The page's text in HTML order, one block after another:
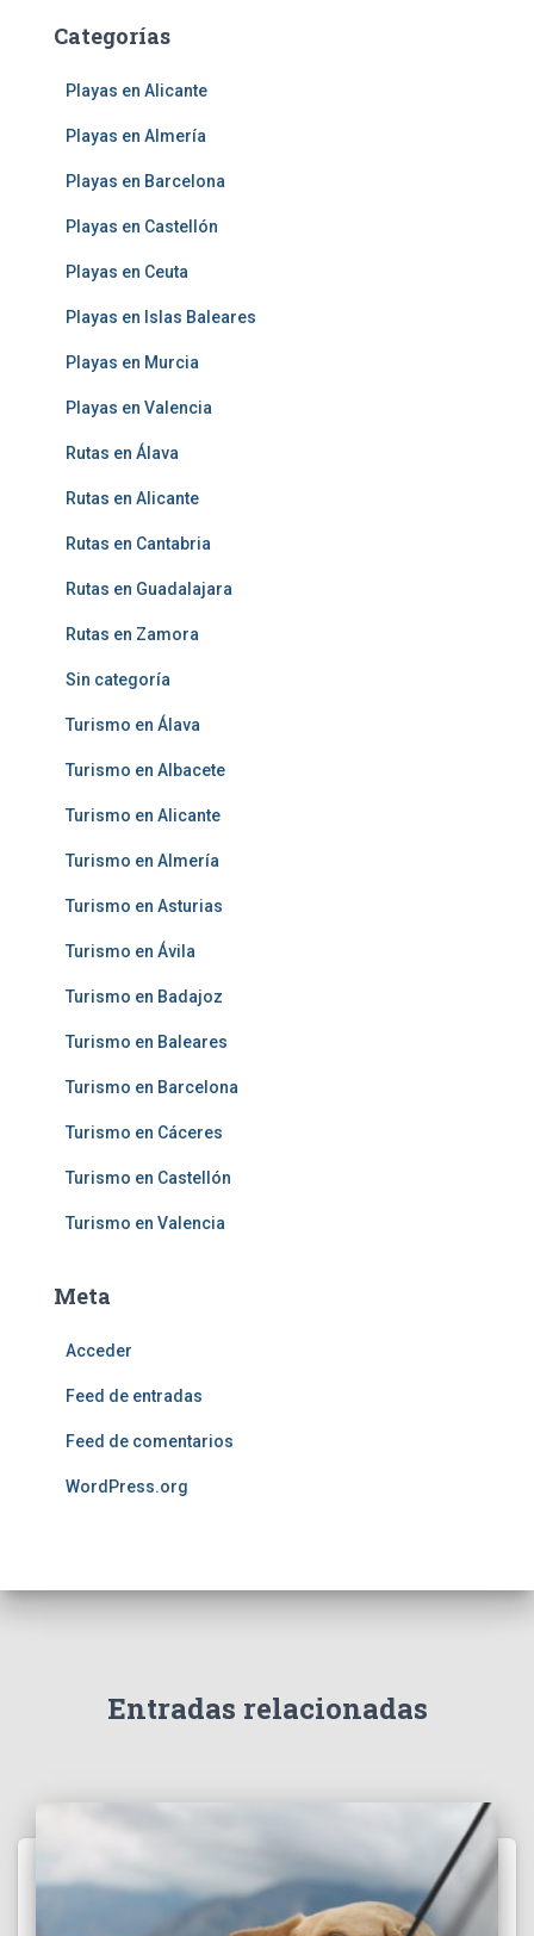
Categorías
Playas en Alicante
Playas en Almería
Playas en Barcelona
Playas en Castellón
Playas en Ceuta
Playas en Islas Baleares
Playas en Murcia
Playas en Valencia
Rutas en Álava
Rutas en Alicante
Rutas en Cantabria
Rutas en Guadalajara
Rutas en Zamora
Sin categoría
Turismo en Álava
Turismo en Albacete
Turismo en Alicante
Turismo en Almería
Turismo en Asturias
Turismo en Ávila
Turismo en Badajoz
Turismo en Baleares
Turismo en Barcelona
Turismo en Cáceres
Turismo en Castellón
Turismo en Valencia
Meta
Acceder
Feed de entradas
Feed de comentarios
WordPress.org
Entradas relacionadas